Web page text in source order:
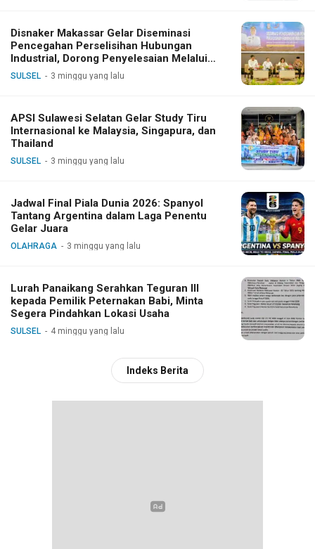
Disnaker Makassar Gelar Diseminasi
Pencegahan Perselisihan Hubungan
Industrial, Dorong Penyelesaian Melalui
Dialog
SULSEL 3 minggu yang lalu
APSI Sulawesi Selatan Gelar Study Tiru
Internasional ke Malaysia, Singapura, dan
Thailand
SULSEL 3 minggu yang lalu
Jadwal Final Piala Dunia 2026: Spanyol
Tantang Argentina dalam Laga Penentu
Gelar Juara
OLAHRAGA 3 minggu yang lalu
Lurah Panaikang Serahkan Teguran III
kepada Pemilik Peternakan Babi, Minta
Segera Pindahkan Lokasi Usaha
SULSEL 4 minggu yang lalu
Indeks Berita